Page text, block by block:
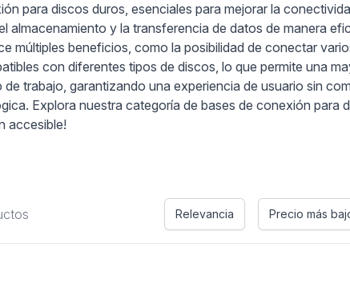
para discos duros, esenciales para mejorar la
almacenamiento y la transferencia de datos de manera
múltiples beneficios, como la posibilidad de conectar
con diferentes tipos de discos, lo que permite una
trabajo, garantizando una experiencia de usuario sin
Explora nuestra categoría de bases de conexión para
accesible!
Relevancia Precio más